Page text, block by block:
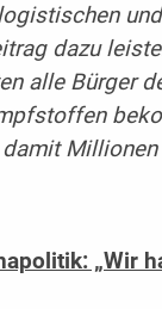
und
dazu
alle Bürger
Millionen
„Wir